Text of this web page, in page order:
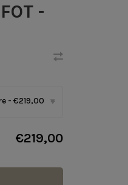
-
- €219,00 ▾
€219,00